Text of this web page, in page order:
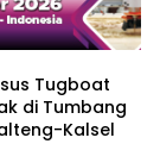
Tugboat
di Tumbang
Kalsel